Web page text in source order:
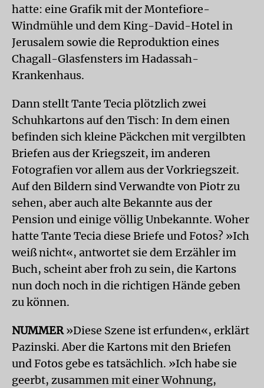
hatte: eine Grafik mit der Montefiore-
Windmühle und dem King-David-Hotel in
Jerusalem sowie die Reproduktion eines
Chagall-Glasfensters im Hadassah-
Krankenhaus.
Dann stellt Tante Tecia plötzlich zwei
Schuhkartons auf den Tisch: In dem einen
befinden sich kleine Päckchen mit vergilbten
Briefen aus der Kriegszeit, im anderen
Fotografien vor allem aus der Vorkriegszeit.
Auf den Bildern sind Verwandte von Piotr zu
sehen, aber auch alte Bekannte aus der
Pension und einige völlig Unbekannte. Woher
hatte Tante Tecia diese Briefe und Fotos? »Ich
weiß nicht«, antwortet sie dem Erzähler im
Buch, scheint aber froh zu sein, die Kartons
nun doch noch in die richtigen Hände geben
zu können.
NUMMER»Diese Szene ist erfunden«, erklärt
Pazinski. Aber die Kartons mit den Briefen
und Fotos gebe es tatsächlich. »Ich habe sie
geerbt, zusammen mit einer Wohnung,